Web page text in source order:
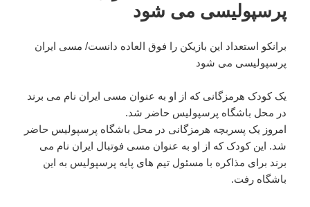
پرسپولیسی می شود
برانکو استعداد این بازیکن را فوق العاده دانست/ مسی ایران
پرسپولیسی می شود
یک کودک هرمزگانی که از او به عنوان مسی ایران نام می برند
در محل باشگاه پرسپولیس حاضر شد.
امروز یک پسربچه هرمزگانی در محل باشگاه پرسپولیس حاضر
شد. این کودک که از او به عنوان مسی فوتبال ایران نام می
برند برای مذاکره با مسئول تیم های پایه پرسپولیس به این
باشگاه رفت.